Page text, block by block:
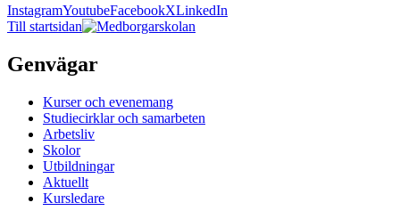
InstagramYoutubeFacebookXLinkedIn
Till startsidan
Genvägar
Kurser och evenemang
Studiecirklar och samarbeten
Arbetsliv
Skolor
Utbildningar
Aktuellt
Kursledare